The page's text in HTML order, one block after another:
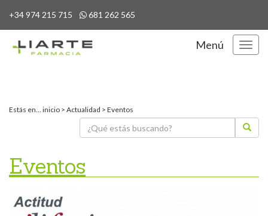
+34 974 215 715 681 262 565
Menú
Menú
Estás en... inicio > Actualidad > Eventos
Eventos